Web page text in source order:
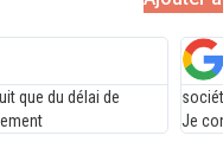
et produits satisfaisants.